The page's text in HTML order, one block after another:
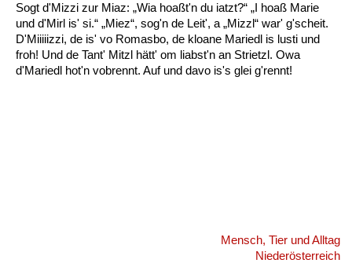
Sogt d'Mizzi zur Miaz: „Wia hoaßt'n du iatzt?“ „I hoaß Marie
und d'Mirl is' si.“ „Miez“, sog'n de Leit', a „Mizzl“ war' g'scheit.
D'Miiiiizzi, de is' vo Romasbo, de kloane Mariedl is lusti und
froh! Und de Tant' Mitzl hätt' om liabst'n an Strietzl. Owa
d'Mariedl hot'n vobrennt. Auf und davo is's glei g'rennt!
Mensch, Tier und Alltag
Niederösterreich